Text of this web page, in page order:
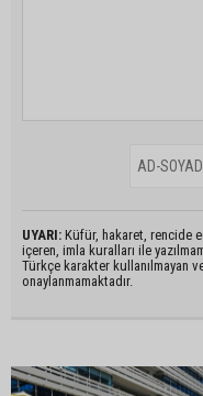
UYARI: Küfür, hakaret, rencide
içeren, imla kuralları ile
Türkçe karakter kullanılmayan
onaylanmamaktadır.